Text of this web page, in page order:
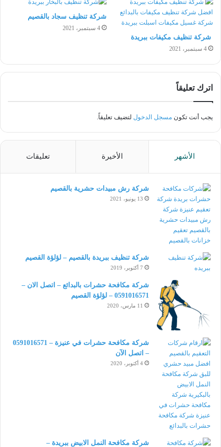
شركة تنظيف مكيفات ببريدة
4 سبتمبر، 2021
شركة تنظيف سجاد بالقصيم
4 سبتمبر، 2021
اترك تعليقاً
يجب أنت تكون مسجل الدخول لتضيف تعليقاً.
الأشهر الأخيرة تعليقات
شركة رش مبيدات حشرية بالقصيم
13 يونيو، 2021
شركة تنظيف ببريدة بالقصيم – لؤلؤة القصيم
7 أكتوبر، 2019
شركة مكافحة حشرات بالبدائع – اتصل الان –
0591016571 – لؤلؤة القصيم
11 مارس، 2020
شركة مكافحة حشرات في عنيزة – 0591016571
– اتصل الآن
4 أكتوبر، 2020
شركة مكافحة النمل الابيض ببريدة –